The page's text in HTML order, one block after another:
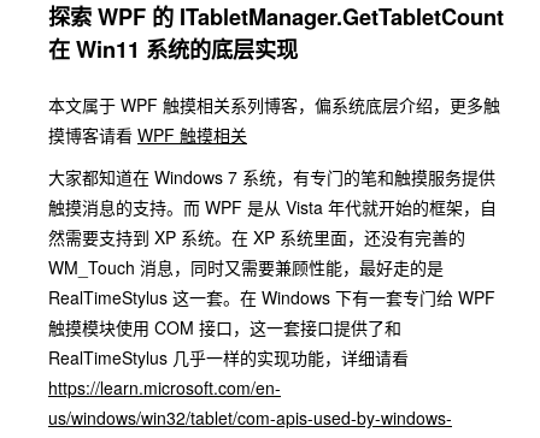
探索 WPF 的 ITabletManager.GetTabletCount
在 Win11 系统的底层实现
本文属于 WPF 触摸相关系列博客，偏系统底层介绍，更多触
摸博客请看 WPF 触摸相关
大家都知道在 Windows 7 系统，有专门的笔和触摸服务提供
触摸消息的支持。而 WPF 是从 Vista 年代就开始的框架，自
然需要支持到 XP 系统。在 XP 系统里面，还没有完善的
WM_Touch 消息，同时又需要兼顾性能，最好走的是
RealTimeStylus 这一套。在 Windows 下有一套专门给 WPF
触摸模块使用 COM 接口，这一套接口提供了和
RealTimeStylus 几乎一样的实现功能，详细请看
https://learn.microsoft.com/en-
us/windows/win32/tablet/com-apis-used-by-windows-